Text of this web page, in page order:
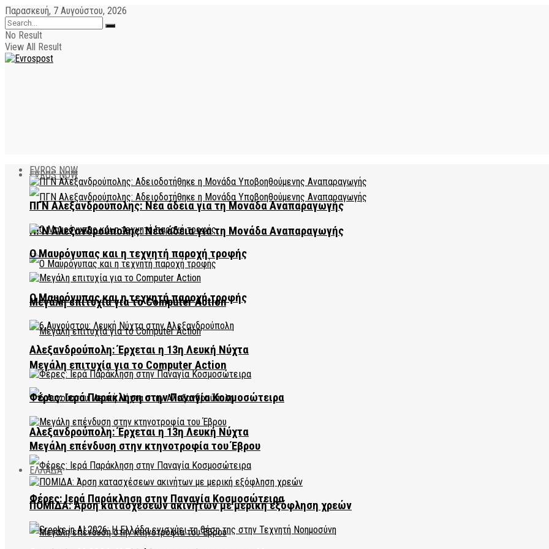
Παρασκευή, 7 Αυγούστου, 2026
No Result
View All Result
EVROS NOW
ΠΓΝ Αλεξανδρούπολης: Νέα άδεια για τη Μονάδα Αναπαραγωγής
Ο Μαυρόγυπας και η τεχνητή παροχή τροφής
Μεγάλη επιτυχία για το Computer Action
Αλεξανδρούπολη: Έρχεται η 13η Λευκή Νύχτα
Φέρες: Ιερά Παράκληση στην Παναγία Κοσμοσώτειρα
EVROS NOW
ΠΓΝ Αλεξανδρούπολης: Νέα άδεια για τη Μονάδα Αναπαραγωγής
Ο Μαυρόγυπας και η τεχνητή παροχή τροφής
Μεγάλη επιτυχία για το Computer Action
Αλεξανδρούπολη: Έρχεται η 13η Λευκή Νύχτα
Φέρες: Ιερά Παράκληση στην Παναγία Κοσμοσώτειρα
Μεγάλη επένδυση στην κτηνοτροφία του Έβρου
ΕΛΛΑΔΑ
ΠΟΜΙΔΑ: Άρση κατασχέσεων ακινήτων με μερική εξόφληση χρεών